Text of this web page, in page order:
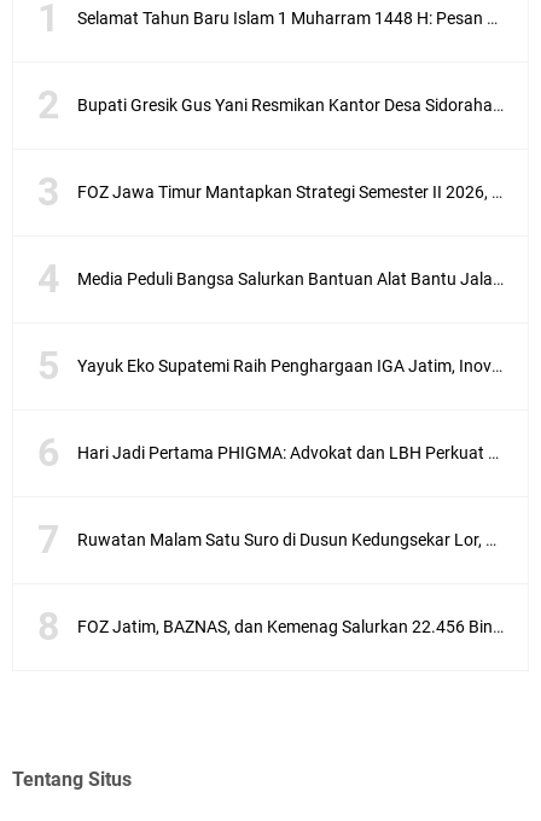
Selamat Tahun Baru Islam 1 Muharram 1448 H: Pesan Hijrah Drs. H. Husnul Aqib, M.M. untuk Negeri
Bupati Gresik Gus Yani Resmikan Kantor Desa Sidoraharjo: Simbol Komitmen Pelayanan Publik dan Kepedulian Sosial
FOZ Jawa Timur Mantapkan Strategi Semester II 2026, Fokus pada Penguatan SDM Amil dan Kolaborasi BerdampakNarasi
Media Peduli Bangsa Salurkan Bantuan Alat Bantu Jalan untuk Lansia
Yayuk Eko Supatemi Raih Penghargaan IGA Jatim, Inovasi Wayang Kulit untuk Anak Berkebutuhan Khusus
Hari Jadi Pertama PHIGMA: Advokat dan LBH Perkuat Soliditas di Jakarta
Ruwatan Malam Satu Suro di Dusun Kedungsekar Lor, Tradisi Luhur yang Terus Istiqomah
FOZ Jatim, BAZNAS, dan Kemenag Salurkan 22.456 Bingkisan Lebaran Yatim Serentak di Berbagai Daerah di Jawa Timur
Tentang Situs